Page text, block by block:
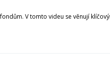
V tomto videu se věnují